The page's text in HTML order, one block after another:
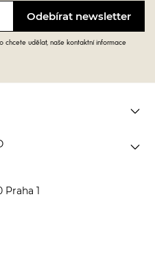
chcete udělat, naše kontaktní informace


Praha 1